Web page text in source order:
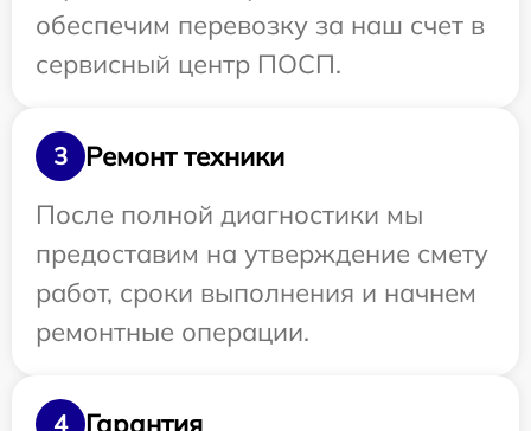
обеспечим перевозку за наш счет в
сервисный центр ПОСП.
3
Ремонт техники
После полной диагностики мы
предоставим на утверждение смету
работ, сроки выполнения и начнем
ремонтные операции.
4
Гарантия